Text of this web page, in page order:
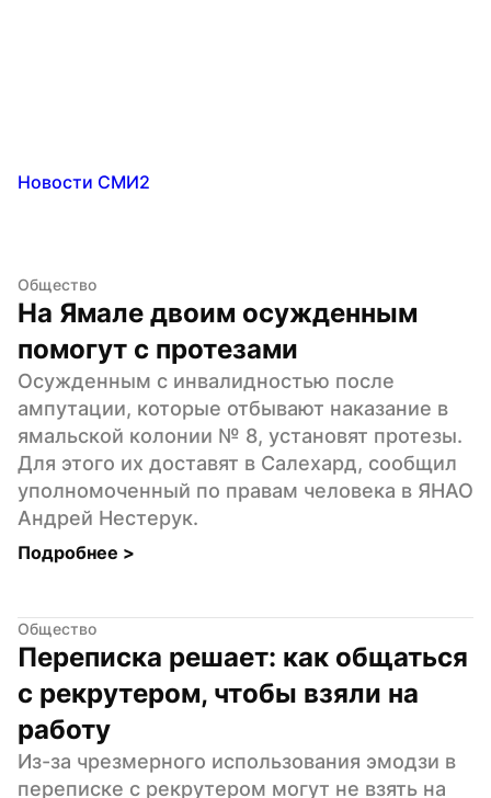
Новости СМИ2
Общество
На Ямале двоим осужденным
помогут с протезами
Осужденным с инвалидностью после
ампутации, которые отбывают наказание в
ямальской колонии № 8, установят протезы.
Для этого их доставят в Салехард, сообщил
уполномоченный по правам человека в ЯНАО
Андрей Нестерук.
Подробнее >
Общество
Переписка решает: как общаться
с рекрутером, чтобы взяли на
работу
Из-за чрезмерного использования эмодзи в
переписке с рекрутером могут не взять на